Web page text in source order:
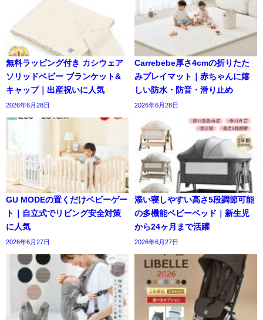
無料ラッピング付き カシウェア
ソリッドベビー ブランケット&
キャップ｜出産祝いに人気
2026年6月28日
Carrebebe厚さ4cmの折りたた
みプレイマット｜赤ちゃんに嬉
しい防水・防音・滑り止め
2026年6月28日
GU MODEの置くだけベビーゲー
ト｜自立式でリビング安全対策
に人気
2026年6月27日
添い寝しやすい高さ5段調節可能
の多機能ベビーベッド｜新生児
から24ヶ月まで活躍
2026年6月27日